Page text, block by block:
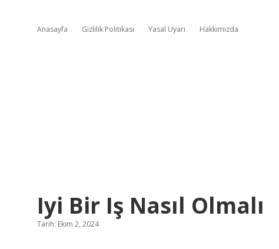
Anasayfa Gizlilik Politikası Yasal Uyarı Hakkımızda
Iyi Bir Iş Nasıl Olmalı
Tarih: Ekim 2, 2024